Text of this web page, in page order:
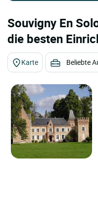
Souvigny En
die besten
Karte Beliebte